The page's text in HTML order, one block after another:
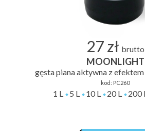
27 zł brutto
MOONLIGHT
gęsta piana aktywna z efektem
kod: PC260
1 L 5 L 10 L 20 L 200 L